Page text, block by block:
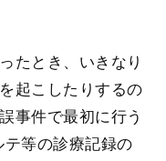
たとき、いきなり
起こしたりするの
事件で最初に行う
等の診療記録の